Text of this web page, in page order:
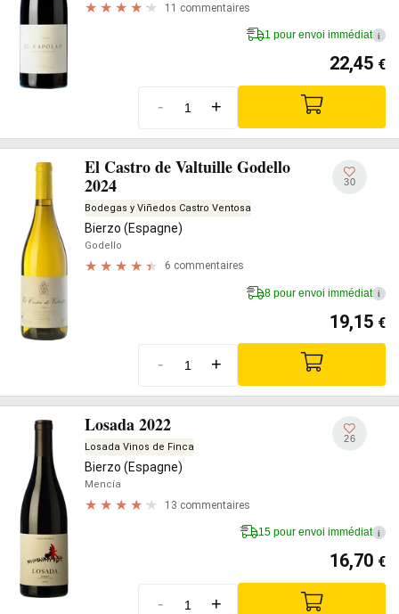
11 commentaires
1 pour envoi immédiat i
22,45 €
- +
El Castro de Valtuille Godello
2024
Bodegas y Viñedos Castro Ventosa
Bierzo (Espagne)
Godello
6 commentaires
30
8 pour envoi immédiat i
19,15 €
- +
Losada 2022
Losada Vinos de Finca
Bierzo (Espagne)
Mencía
13 commentaires
26
15 pour envoi immédiat i
16,70 €
- +